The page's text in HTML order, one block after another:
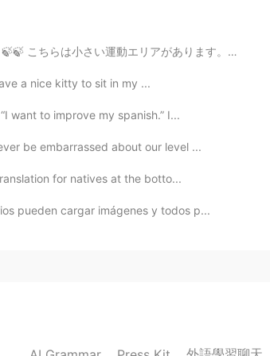
2020.08.27 00:12
haha.
haha.
l.
瞑想や運動することが気持ちいいです。😄 偶然で、近くはNight Clubのエリ...
a nice kitty to sit in my ...
want to improve my spanish.” I...
be embarrassed about our level ...
for natives at the botto...
pueden cargar imágenes y todos p...